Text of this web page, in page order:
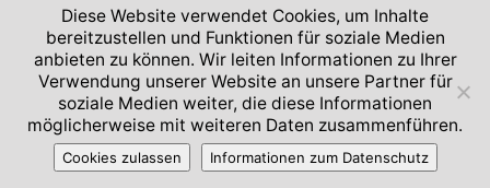
Diese Website verwendet Cookies, um Inhalte
bereitzustellen und Funktionen für soziale Medien
anbieten zu können. Wir leiten Informationen zu Ihrer
Verwendung unserer Website an unsere Partner für
soziale Medien weiter, die diese Informationen
möglicherweise mit weiteren Daten zusammenführen.
Cookies zulassen Informationen zum Datenschutz